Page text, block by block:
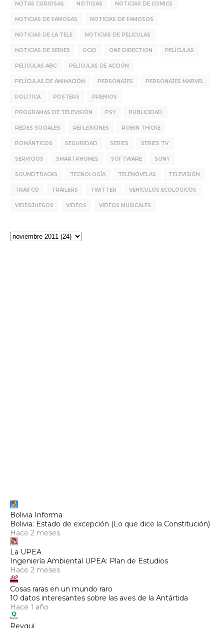
NOTAS CURIOSAS NOTICIAS NOTICIAS DE COMICS
NOTICIAS DE FAMOSAS NOTICIAS DE FAMOSOS
NOTICIAS DE LA TELE NOTICIAS DE PELÍCULAS
NOTICIAS DE SERIES OCIO ONE DIRECTION PELÍCULAS
PELÍCULAS ABC PELÍCULAS DE ACCIÓN
PELÍCULAS DE ANIMACIÓN PERSONAJES PERSONAJES MARVEL
POLÍTICA POSTERS PREMIOS
PROGRAMAS DE TELEVISIÓN PSY PUBLICIDAD
REDES SOCIALES REFLEXIONES ROBIN THICKE
ROMÁNTICOS SEGURIDAD SERIES SERIES TV
SERVICIOS SMARTPHONES SOFTWARE SONY
SOUNDTRACKS TECNOLOGÍA TELENOVELAS TELEVISIÓN
TRÁIFCO TRÁILERS TWITTER VEHÍCULOS ECOLÓGICOS
VIDEOJUEGOS VIDEOS VIDEOS MUSICALES
Bolivia Informa
Bolivia: Estado de excepción (Lo que dice la Constitución)
Hace 2 meses
La UPEA
Ingeniería Ambiental UPEA: Plan de Estudios
Hace 2 meses
Cosas raras en un mundo raro
10 datos interesantes sobre las aves de la Antártida
Hace 1 año
Reyqui